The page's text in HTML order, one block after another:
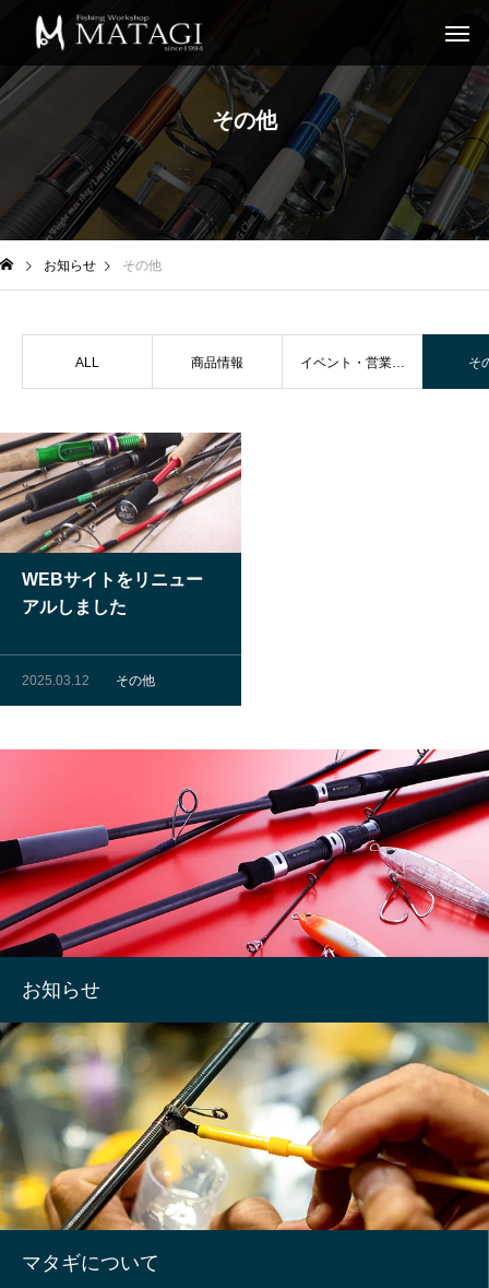
その他
お知らせ その他
ALL 商品情報 イベント・営業情 そ
WEBサイトをリニュー
アルしました
2025.03.12 その他
お知らせ
マタギについて